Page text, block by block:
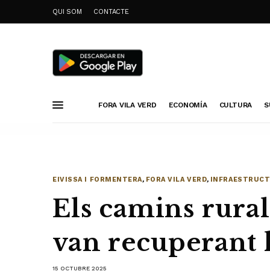
QUI SOM CONTACTE
FORA VILA VERD ECONOMÍA CULTURA
EIVISSA I FORMENTERA, FORA VILA VERD,
Els camins
van recuperant
15 OCTUBRE 2025